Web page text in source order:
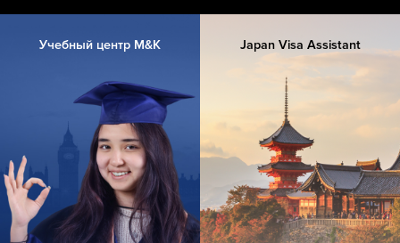
Учебный центр M&K Japan Visa Assistant